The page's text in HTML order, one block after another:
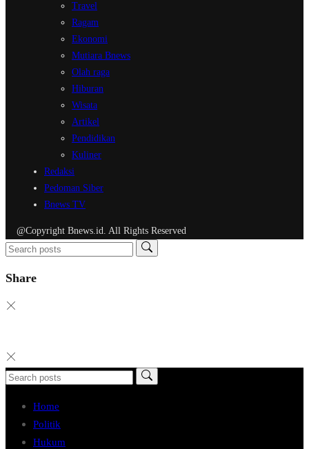
Travel
Ragam
Ekonomi
Mutiara Bnews
Olah raga
Hiburan
Wisata
Artikel
Pendidikan
Kuliner
Redaksi
Pedoman Siber
Bnews TV
@Copyright Bnews.id. All Rights Reserved
Share
Home
Politik
Hukum